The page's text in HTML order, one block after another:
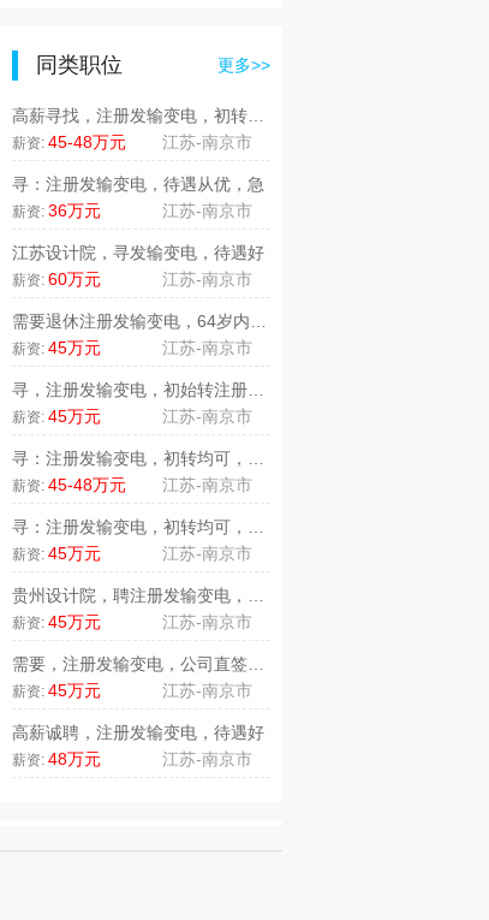
同类职位 更多>>
薪资: 45-48万元 江苏-南京市
寻：注册发输变电，待遇从优，急
薪资: 36万元 江苏-南京市
江苏设计院，寻发输变电，待遇好
薪资: 60万元 江苏-南京市
薪资: 45万元 江苏-南京市
薪资: 45万元 江苏-南京市
薪资: 45-48万元 江苏-南京市
薪资: 45万元 江苏-南京市
薪资: 45万元 江苏-南京市
薪资: 45万元 江苏-南京市
高薪诚聘，注册发输变电，待遇好
薪资: 48万元 江苏-南京市